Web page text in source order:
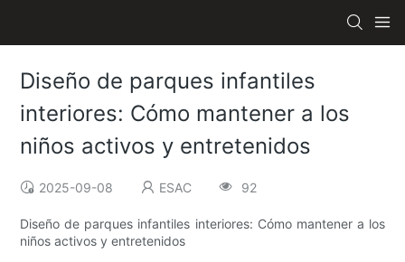
Diseño de parques infantiles
interiores: Cómo mantener a los
niños activos y entretenidos
2025-09-08 ESAC 92
Diseño de parques infantiles interiores: Cómo mantener a los
niños activos y entretenidos